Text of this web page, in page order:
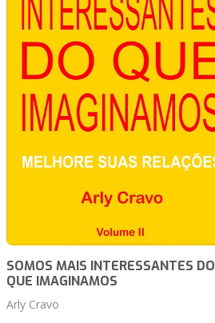
SOMOS MAIS INTERESSANTES DO
QUE IMAGINAMOS
Arly Cravo